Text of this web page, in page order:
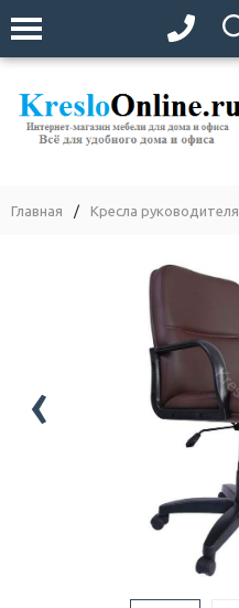
Главная / Кресла руководителя
‹